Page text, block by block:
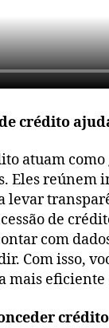
crédito
atuam como
Eles reúnem
levar
de
com
Com isso,
mais eficiente